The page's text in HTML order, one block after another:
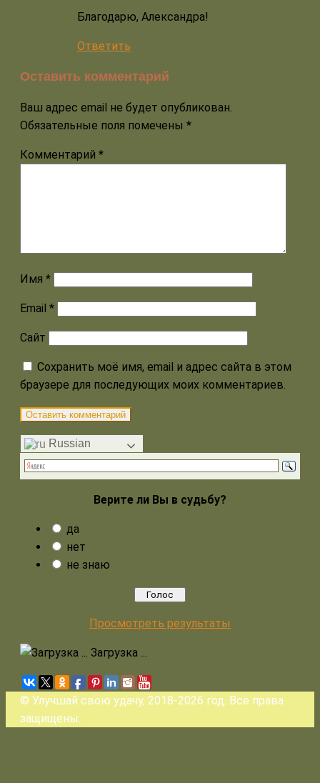
Благодарю, Александра!
Ответить
Оставить комментарий
Ваш адрес email не будет опубликован.
Обязательные поля помечены *
Комментарий *
Имя *
Email *
Сайт
Сохранить моё имя, email и адрес сайта в этом
браузере для последующих моих комментариев.
Russian
Верите ли Вы в судьбу?
да
нет
не знаю
Просмотреть результаты
Загрузка ...
© Улучшай свою удачу, 2018-2026 год. Все права
защищены.